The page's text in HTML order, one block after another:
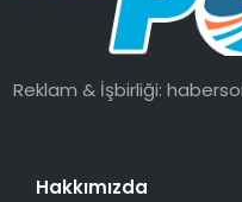
Reklam & İşbirliği:
Hakkımızda